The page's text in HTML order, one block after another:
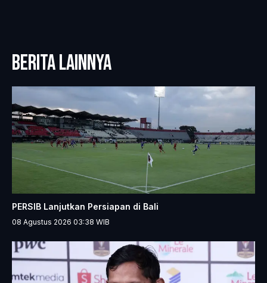
BERITA LAINNYA
PERSIB Lanjutkan Persiapan di Bali
08 Agustus 2026 03:38 WIB